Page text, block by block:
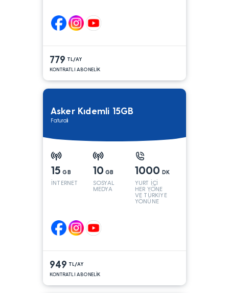
779 TL/AY
KONTRATLI ABONELİK
Asker Kıdemli 15GB
Faturalı
15 GB
İNTERNET
10 GB
SOSYAL
MEDYA
1000 DK
YURT İÇİ
HER YÖNE
VE TÜRKİYE
YÖNÜNE
949 TL/AY
KONTRATLI ABONELİK